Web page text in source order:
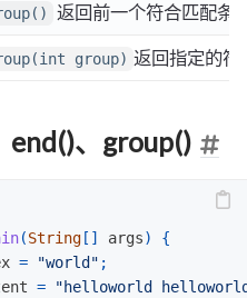
返回前一个符合匹配条
group) 返回指定的符
、group()
(String [] args)
{
= "world" ;
=
"helloworld